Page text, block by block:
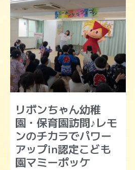
リボンちゃん幼稚
園・保育園訪問♪レモ
ンのチカラでパワー
アップin認定こども
園マミーポッケ